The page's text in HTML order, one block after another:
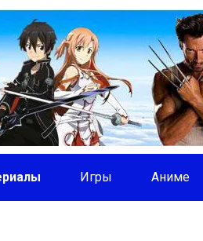
Игры Аниме